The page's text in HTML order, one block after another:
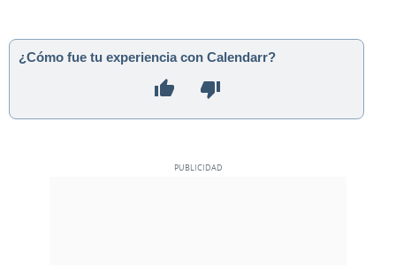
¿Cómo fue tu experiencia con Calendarr?